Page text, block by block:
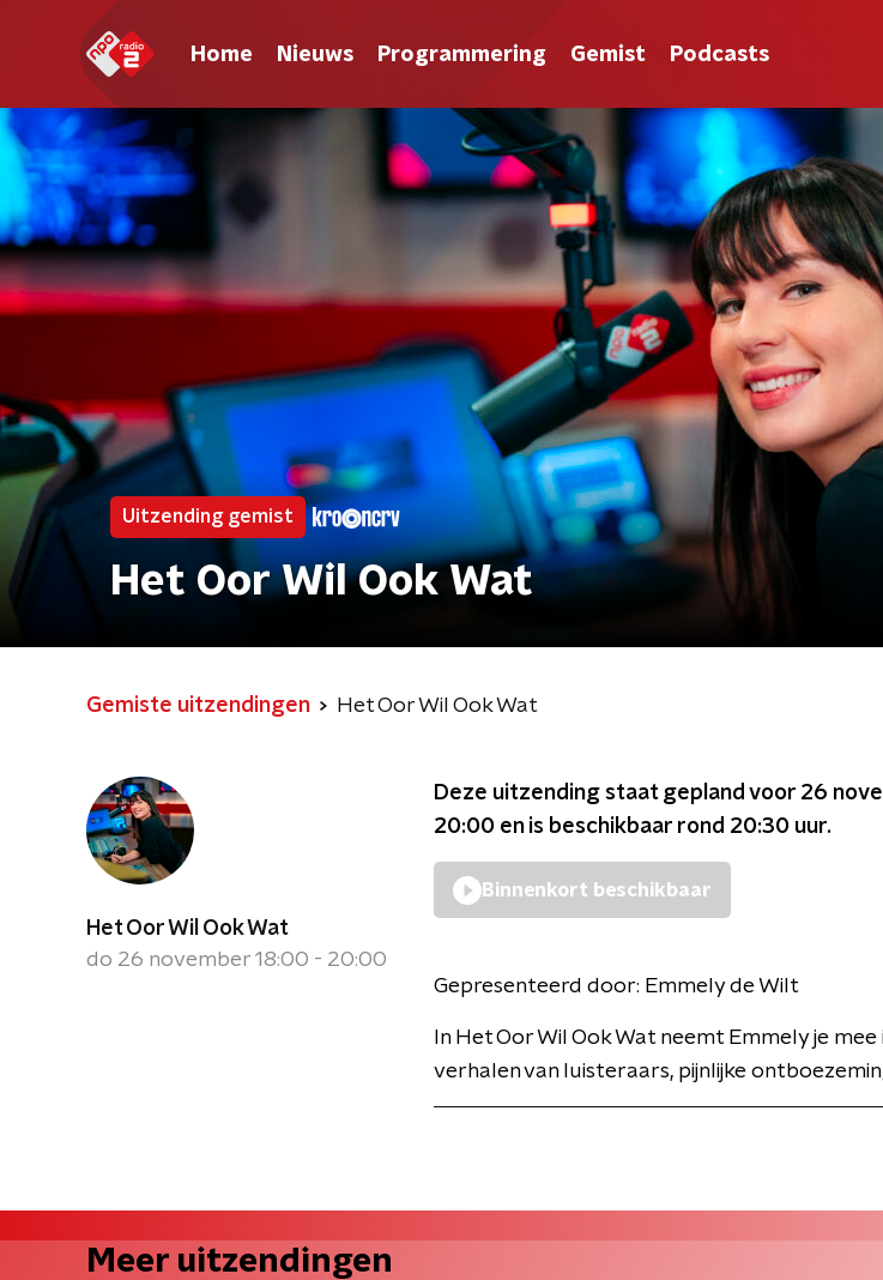
Home Nieuws Programmering Gemist Podcasts
Uitzending gemist
Het Oor Wil Ook Wat
Gemiste uitzendingen Het Oor Wil Ook Wat
Het Oor Wil Ook Wat
do 26 november 18:00 - 20:00
Deze uitzending staat gepland voor 26
20:00 en is beschikbaar rond 20:30 uur.
Binnenkort beschikbaar
Gepresenteerd door: Emmely de Wilt
In Het Oor Wil Ook Wat neemt Emmely je
verhalen van luisteraars, pijnlijke
Meer uitzendingen